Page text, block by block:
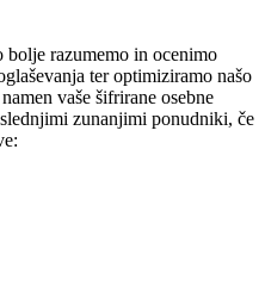
bolje razumemo in ocenimo
ter optimiziramo našo
vaše šifrirane osebne
zunanjimi ponudniki, če